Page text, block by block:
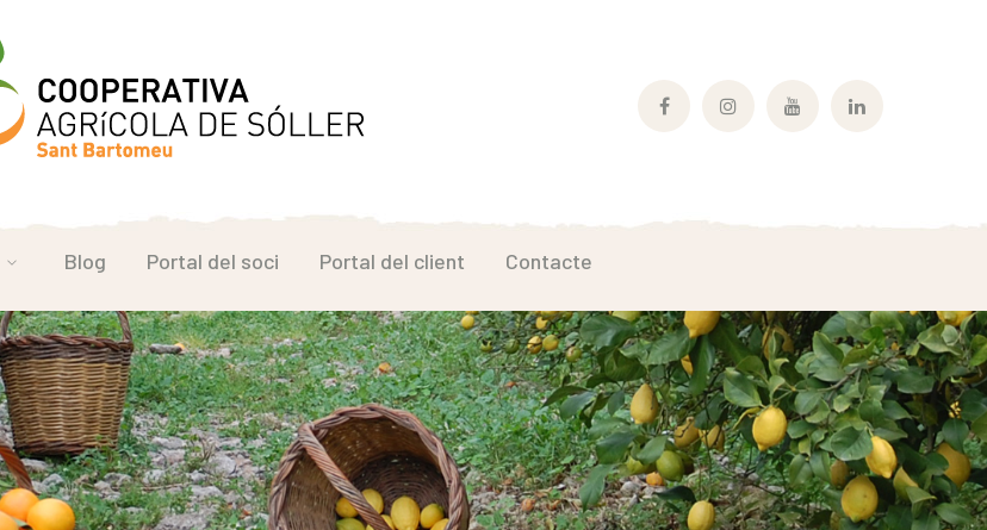
FacebookInstagramYoutubeLinkedIn
Blog Portal del soci Portal del client Contacte